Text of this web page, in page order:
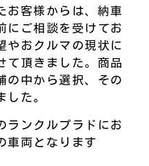
お客様からは、納車
にご相談を受けてお
やおクルマの現状に
て頂きました。商品
の中から選択、その
た。
ランクルプラドにお
車両となります